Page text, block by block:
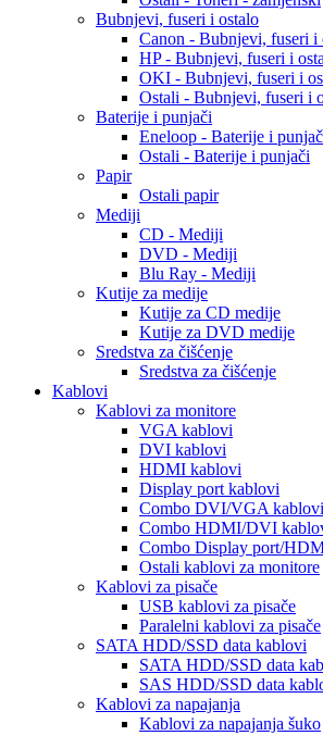
Bubnjevi, fuseri i ostalo
Canon - Bubnjevi, fuseri i
HP - Bubnjevi, fuseri i
OKI - Bubnjevi, fuseri i
Ostali - Bubnjevi, fuseri i
Baterije i punjači
Eneloop - Baterije i
Ostali - Baterije i punjači
Papir
Ostali papir
Mediji
CD - Mediji
DVD - Mediji
Blu Ray - Mediji
Kutije za medije
Kutije za CD medije
Kutije za DVD medije
Sredstva za čišćenje
Sredstva za čišćenje
Kablovi
Kablovi za monitore
VGA kablovi
DVI kablovi
HDMI kablovi
Display port kablovi
Combo DVI/VGA kablovi
Combo HDMI/DVI
Combo Display port/
Ostali kablovi za monitore
Kablovi za pisače
USB kablovi za pisače
Paralelni kablovi za pisače
SATA HDD/SSD data kablovi
SATA HDD/SSD data
SAS HDD/SSD data
Kablovi za napajanja
Kablovi za napajanja šuko